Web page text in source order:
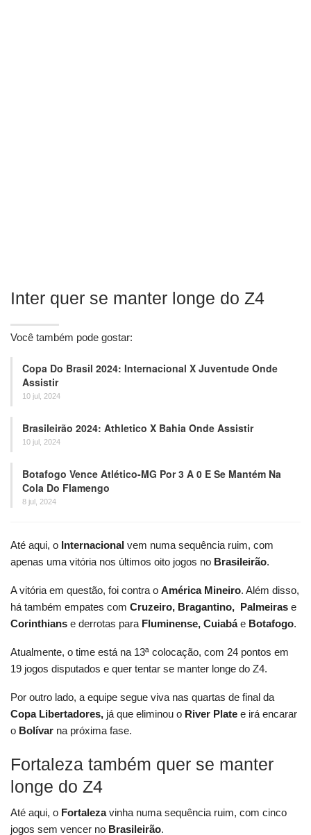
Inter quer se manter longe do Z4
Você também pode gostar:
Copa Do Brasil 2024: Internacional X Juventude Onde
Assistir
10 jul, 2024
Brasileirão 2024: Athletico X Bahia Onde Assistir
10 jul, 2024
Botafogo Vence Atlético-MG Por 3 A 0 E Se Mantém Na
Cola Do Flamengo
8 jul, 2024
Até aqui, o Internacional vem numa sequência ruim, com
apenas uma vitória nos últimos oito jogos no Brasileirão.
A vitória em questão, foi contra o América Mineiro. Além disso,
há também empates com Cruzeiro, Bragantino, Palmeiras e
Corinthians e derrotas para Fluminense, Cuiabáe Botafogo.
Atualmente, o time está na 13ª colocação, com 24 pontos em
19 jogos disputados e quer tentar se manter longe do Z4.
Por outro lado, a equipe segue viva nas quartas de final da
Copa Libertadores, já que eliminou o River Plate e irá encarar
o Bolívar na próxima fase.
Fortaleza também quer se manter
longe do Z4
Até aqui, o Fortalezavinha numa sequência ruim, com cinco
jogos sem vencer no Brasileirão.